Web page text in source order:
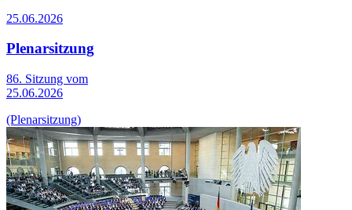
25.06.2026
Plenarsitzung
86. Sitzung vom
25.06.2026
(Plenarsitzung)